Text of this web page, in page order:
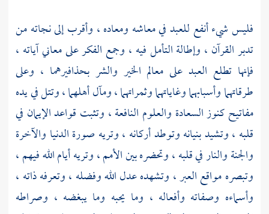
فليس شيء أنفع للعبد في معاشه ومعاده ، وأقرب إلى نجاته من
تدبر القرآن ، وإطالة التأمل فيه ، وجمع الفكر على معاني آياته ،
فإنها تطلع العبد على معالم الخير والشر بحذافيرهما ، وعلى
طرقاتهما وأسبابهما وغاياتهما وثمراتهما ، ومآل أهلهما ، وتتل في يده
مفاتيح كنوز السعادة والعلوم النافعة ، وتثبت قواعد الإيمان في
قلبه ، وتشيد بنيانه وتوطد أركانه ، وتريه صورة الدنيا والآخرة
والجنة والنار في قلبه ، وتحضره بين الأمم ، وتريه أيام الله فيهم ،
وتبصره مواقع العبر ، وتشهده عدل الله وفضله ، وتعرفه ذاته ،
وأسماءه وصفاته وأفعاله ، وما يحبه وما يبغضه ، وصراطه